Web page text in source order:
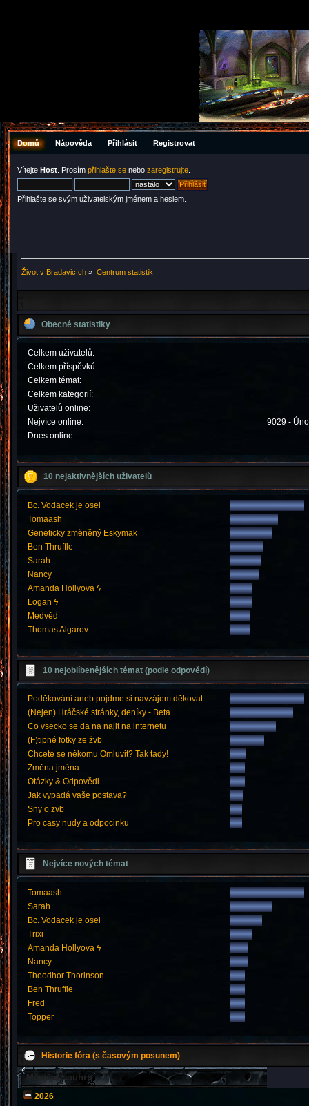
Domů Nápověda Přihlásit Registrovat
Vítejte Host . Prosím přihlašte se nebo zaregistrujte
Přihlašte se svým uživatelským jménem a heslem.
Život v Bradavicích » Centrum statistik
Obecné statistiky
Celkem uživatelů:
Celkem příspěvků:
Celkem témat:
Celkem kategorií:
Uživatelů online:
Nejvíce online:
9029 -
Dnes online:
10 nejaktivnějších uživatelů
Bc. Vodacek je osel
Tomaash
Geneticky změněný Eskymak
Ben Thruffle
Sarah
Nancy
Amanda Hollyova ϟ
Logan ϟ
Medvěd
Thomas Algarov
10 nejoblíbenějších témat (podle odpovědí)
Poděkování aneb pojdme si navzájem děkovat
(Nejen) Hráčské stránky, deníky - Beta
Co vsecko se da na najit na internetu
(F)tipné fotky ze žvb
Chcete se někomu Omluvit? Tak tady!
Změna jména
Otázky & Odpovědi
Jak vypadá vaše postava?
Sny o zvb
Pro casy nudy a odpocinku
Nejvíce nových témat
Tomaash
Sarah
Bc. Vodacek je osel
Trixi
Amanda Hollyova ϟ
Nancy
Theodhor Thorinson
Ben Thruffle
Fred
Topper
Historie fóra (s časovým posunem)
Měsíční souhrn
2026